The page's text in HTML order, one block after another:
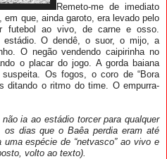
Remeto-me de imediato
que, ainda garoto, era levado pelo
futebol ao vivo, de carne e osso.
O dendê, o suor, o mijo, a
O negão vendendo caipirinha no
o placar do jogo. A gorda baiana
Os fogos, o coro de “Bora
ditando o ritmo do time. O empurra-
ia ao estádio torcer para qualquer
os dias que o Baêa perdia eram até
espécie de “netvasco” ao vivo e
volto ao texto).